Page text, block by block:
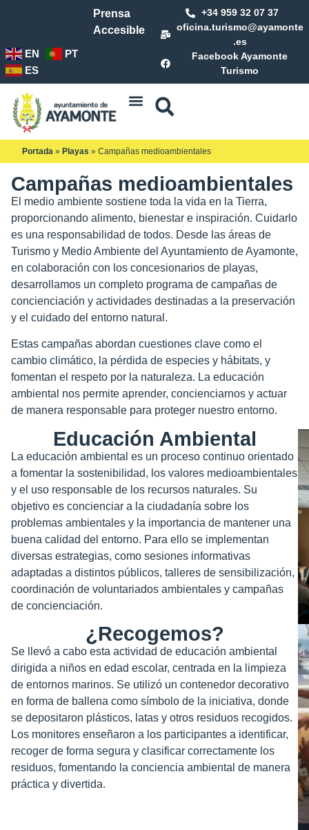
Prensa
Accesible
+34 959 32 07 37
oficina.turismo@ayamonte
.es
Facebook Ayamonte
Turismo
EN
PT
ES
Portada » Playas » Campañas medioambientales
Campañas medioambientales
El medio ambiente sostiene toda la vida en la Tierra,
proporcionando alimento, bienestar e inspiración. Cuidarlo
es una responsabilidad de todos. Desde las áreas de
Turismo y Medio Ambiente del Ayuntamiento de Ayamonte,
en colaboración con los concesionarios de playas,
desarrollamos un completo programa de campañas de
concienciación y actividades destinadas a la preservación
y el cuidado del entorno natural.
Estas campañas abordan cuestiones clave como el
cambio climático, la pérdida de especies y hábitats, y
fomentan el respeto por la naturaleza. La educación
ambiental nos permite aprender, concienciarnos y actuar
de manera responsable para proteger nuestro entorno.
Educación Ambiental
La educación ambiental es un proceso continuo orientado
a fomentar la sostenibilidad, los valores medioambientales
y el uso responsable de los recursos naturales. Su
objetivo es concienciar a la ciudadanía sobre los
problemas ambientales y la importancia de mantener una
buena calidad del entorno. Para ello se implementan
diversas estrategias, como sesiones informativas
adaptadas a distintos públicos, talleres de sensibilización,
coordinación de voluntariados ambientales y campañas
de concienciación.
¿Recogemos?
Se llevó a cabo esta actividad de educación ambiental
dirigida a niños en edad escolar, centrada en la limpieza
de entornos marinos. Se utilizó un contenedor decorativo
en forma de ballena como símbolo de la iniciativa, donde
se depositaron plásticos, latas y otros residuos recogidos.
Los monitores enseñaron a los participantes a identificar,
recoger de forma segura y clasificar correctamente los
residuos, fomentando la conciencia ambiental de manera
práctica y divertida.